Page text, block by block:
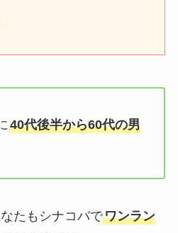
40代後半から60代の男
たもシナコバでワンラン